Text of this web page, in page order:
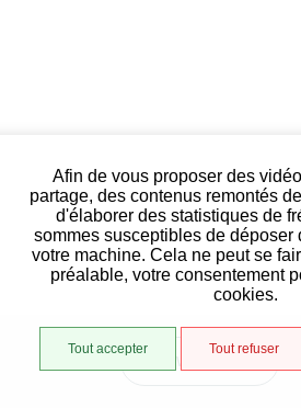
Afin de vous proposer des
partage, des contenus remontés
d'élaborer des statistiques de
sommes susceptibles de déposer
votre machine. Cela ne peut se
préalable, votre consentement
cookies.
Tout accepter Tout refuser